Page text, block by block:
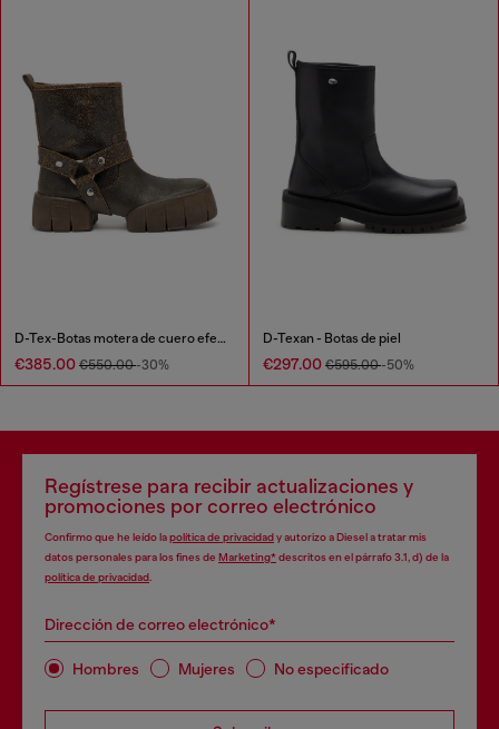
D-Tex-Botas motera de cuero efecto craquelado
€385.00 €550.00-30%
D-Texan - Botas de piel
€297.00 €595.00-50%
Regístrese para recibir actualizaciones y
promociones por correo electrónico
Confirmo que he leído lapolítica de privacidady autorizo a Diesel a tratar mis
datos personales para los fines de Marketing*descritos en el párrafo 3.1, d) de la
política de privacidad
Dirección de correo electrónico*
Hombres Mujeres No especificado